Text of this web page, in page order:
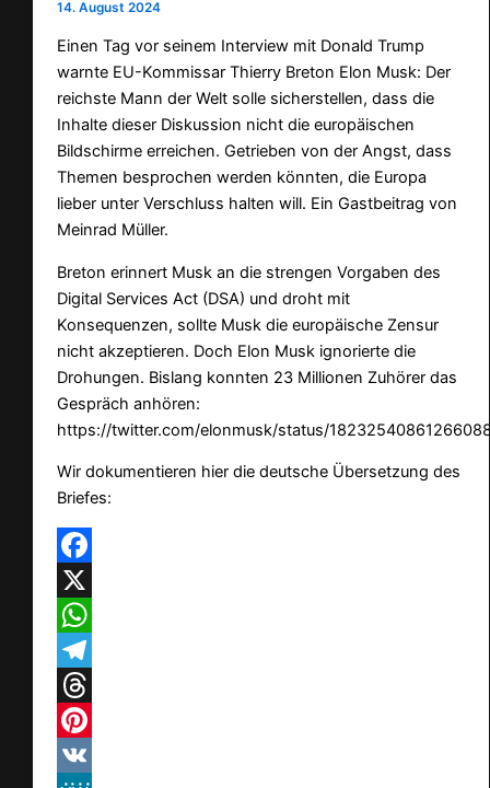
14. August 2024
Einen Tag vor seinem Interview mit Donald Trump
warnte EU-Kommissar Thierry Breton Elon Musk: Der
reichste Mann der Welt solle sicherstellen, dass die
Inhalte dieser Diskussion nicht die europäischen
Bildschirme erreichen. Getrieben von der Angst, dass
Themen besprochen werden könnten, die Europa
lieber unter Verschluss halten will. Ein Gastbeitrag von
Meinrad Müller.
Breton erinnert Musk an die strengen Vorgaben des
Digital Services Act (DSA) und droht mit
Konsequenzen, sollte Musk die europäische Zensur
nicht akzeptieren. Doch Elon Musk ignorierte die
Drohungen. Bislang konnten 23 Millionen Zuhörer das
Gespräch anhören:
https://twitter.com/elonmusk/status/
Wir dokumentieren hier die deutsche Übersetzung des
Briefes:
Facebook
X
WhatsApp
Telegram
Threads
Pinterest